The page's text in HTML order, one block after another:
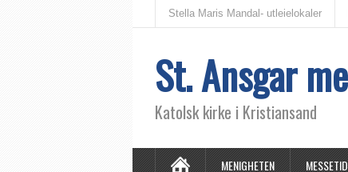
Stella Maris Mandal- utleielokaler
St. Ansgar
Katolsk kirke i Kristiansand
MENIGHETEN